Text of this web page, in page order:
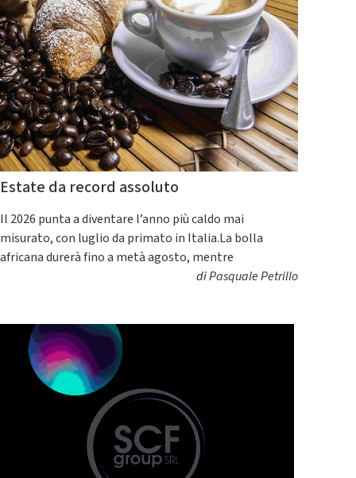
Estate da record assoluto
Il 2026 punta a diventare l’anno più caldo mai
misurato, con luglio da primato in Italia.La bolla
africana durerà fino a metà agosto, mentre
diPasquale Petrillo